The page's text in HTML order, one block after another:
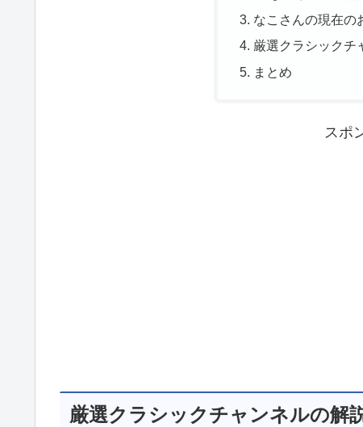
なこさんの現在の
厳選クラシックチ
まとめ
スポ
厳選クラシックチャンネルの解